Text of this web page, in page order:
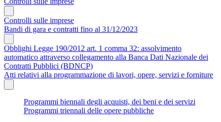
Controlli sulle imprese
Bandi di gara e contratti fino al 31/12/2023
Obblighi Legge 190/2012 art. 1 comma 32: assolvimento
automatico attraverso collegamento alla Banca Dati Nazionale dei
Contratti Pubblici (BDNCP)
Atti relativi alla programmazione di lavori, opere, servizi e forniture
Programmi biennali degli acquisti, dei beni e dei servizi
Programmi triennali delle opere pubbliche